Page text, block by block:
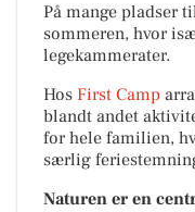
På mange pladser
sommeren, hvor
legekammerater.
Hos First Camp
blandt andet
for hele familien,
særlig
Naturen er en